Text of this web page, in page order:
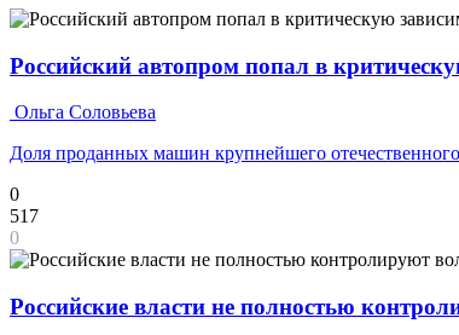
Российский автопром попал в
Ольга Соловьева
Доля проданных машин крупнейшего
0
517
0
Российские власти не полностью